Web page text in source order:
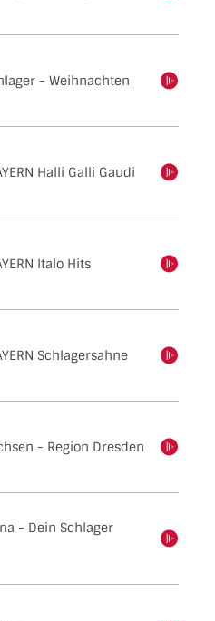
- Weihnachten
einschalten
Halli Galli Gaudi
einschalten
Italo Hitseinschalten
Schlagersahne
einschalten
- Region Dresden
einschalten
- Dein Schlager
einschalten